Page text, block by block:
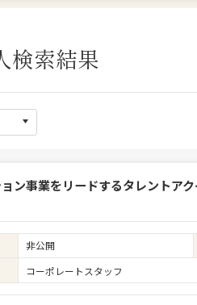
検索結果
ン事業をリードするタレントア
非公開
コーポレートスタッフ